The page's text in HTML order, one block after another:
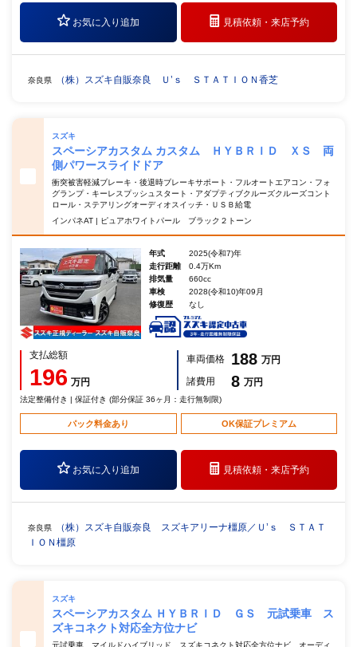
お気に入り追加 見積依頼・来店予約
奈良県 （株）スズキ自販奈良 Ｕ’ｓ ＳＴＡＴＩＯＮ香芝
スズキ
スペーシアカスタム カスタム ＨＹＢＲＩＤ ＸＳ 両
側パワースライドドア
衝突被害軽減ブレーキ・後退時ブレーキサポート・フルオートエアコン・フォ
グランプ・キーレスプッシュスタート・アダプティブクルーズクルーズコント
ロール・ステアリングオーディオスイッチ・ＵＳＢ給電
インパネAT | ピュアホワイトパール ブラック２トーン
年式
2025(令和7)年
走行距離
0.4万Km
排気量
660cc
車検
2028(令和10)年09月
修復歴
なし
支払総額
196 万円
車両価格 188 万円
諸費用
8 万円
法定整備付き | 保証付き (部分保証 36ヶ月：走行無制限)
パック料金あり OK保証プレミアム
お気に入り追加 見積依頼・来店予約
奈良県
（株）スズキ自販奈良 スズキアリーナ橿原／Ｕ’ｓ ＳＴＡＴ
ＩＯＮ橿原
スズキ
スペーシアカスタム ＨＹＢＲＩＤ ＧＳ 元試乗車 ス
ズキコネクト対応全方位ナビ
元試乗車 マイルドハイブリッド スズキコネクト対応全方位ナビ オーディ